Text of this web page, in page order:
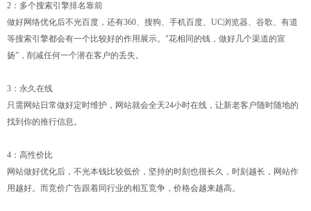
2：多个搜索引擎排名靠前
做好网络优化后不光百度，还有360、搜狗、手机百度、UC浏览器、谷歌、有道
等搜索引擎都会有一个比较好的作用展示。"花相同的钱，做好几个渠道的宣
扬”，削减任何一个潜在客户的丢失。
3：永久在线
只需网站日常做好定时维护，网站就会全天24小时在线，让新老客户随时随地的
找到你的推行信息。
4：高性价比
网站做好优化后，不光本钱比较低价，坚持的时刻也很长久，时刻越长，网站作
用越好。而竞价广告跟着同行业的相互竞争，价格会越来越高。